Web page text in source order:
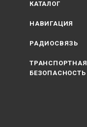
КАТАЛОГ
НАВИГАЦИЯ
РАДИОСВЯЗЬ
ТРАНСПОРТНАЯ
БЕЗОПАСНОСТЬ